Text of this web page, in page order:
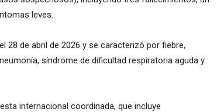
leves.
28 de abril de 2026 y se caracterizó por fiebre,
síndrome de dificultad respiratoria aguda y
internacional coordinada, que incluye